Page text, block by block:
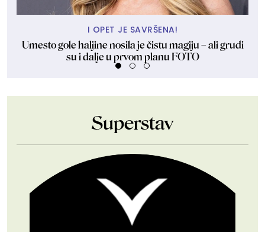
I OPET JE SAVRŠENA!
Umesto gole haljine nosila je čistu magiju – ali grudi
su i dalje u prvom planu FOTO
Superstav